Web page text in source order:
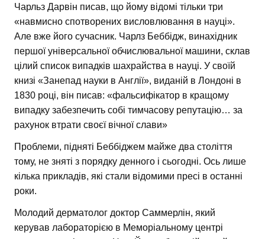
Чарльз Дарвін писав, що йому відомі тільки три
«навмисно спотворених висловлювання в науці».
Але вже його сучасник. Чарлз Беббідж, винахідник
першої універсальної обчислювальної машини, склав
цілий список випадків шахрайства в науці. У своїй
книзі «Занепад науки в Англії», виданій в Лондоні в
1830 році, він писав: «фальсифікатор в кращому
випадку забезпечить собі тимчасову репутацію… за
рахунок втрати своєї вічної слави»
Проблеми, підняті Беббіджем майже два століття
тому, не зняті з порядку денного і сьогодні. Ось лише
кілька прикладів, які стали відомими пресі в останні
роки.
Молодий дерматолог доктор Саммерлін, який
керував лабораторією в Меморіальному центрі